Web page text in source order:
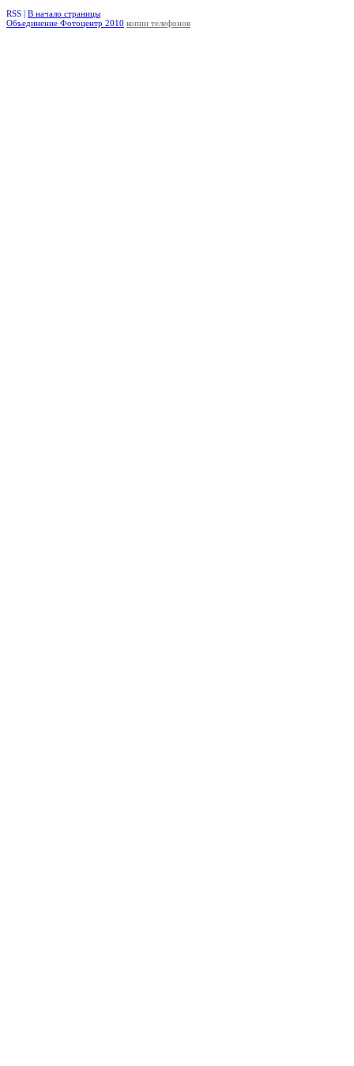
RSS | В начало страницы
Объединение Фотоцентр 2010 копии телефонов